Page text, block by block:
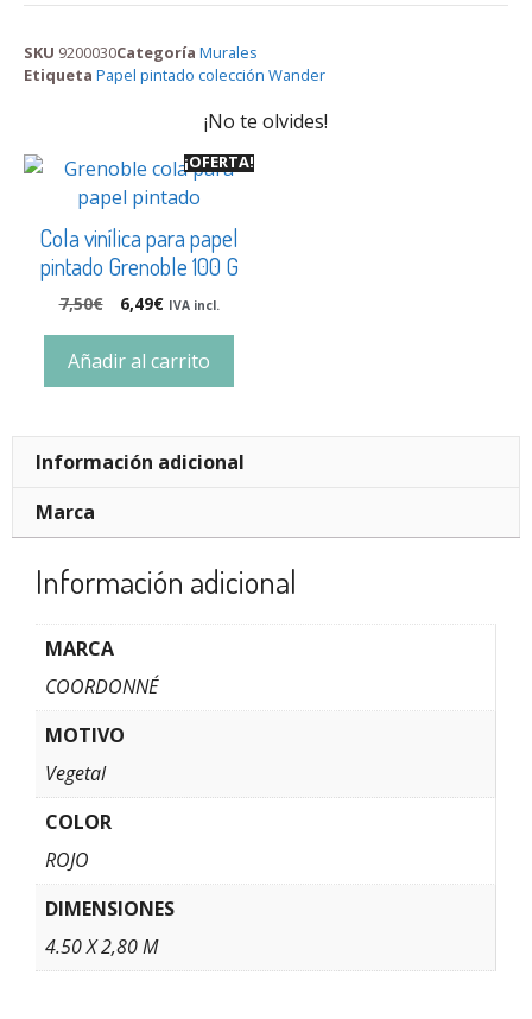
SKU 9200030Categoría Murales
Etiqueta Papel pintado colección Wander
¡No te olvides!
¡OFERTA!
Cola vinílica para papel
pintado Grenoble 100 G
7,50€ 6,49€ IVA incl.
Añadir al carrito
Información adicional
Marca
Información adicional
MARCA
COORDONNÉ
MOTIVO
Vegetal
COLOR
ROJO
DIMENSIONES
4.50 X 2,80 M